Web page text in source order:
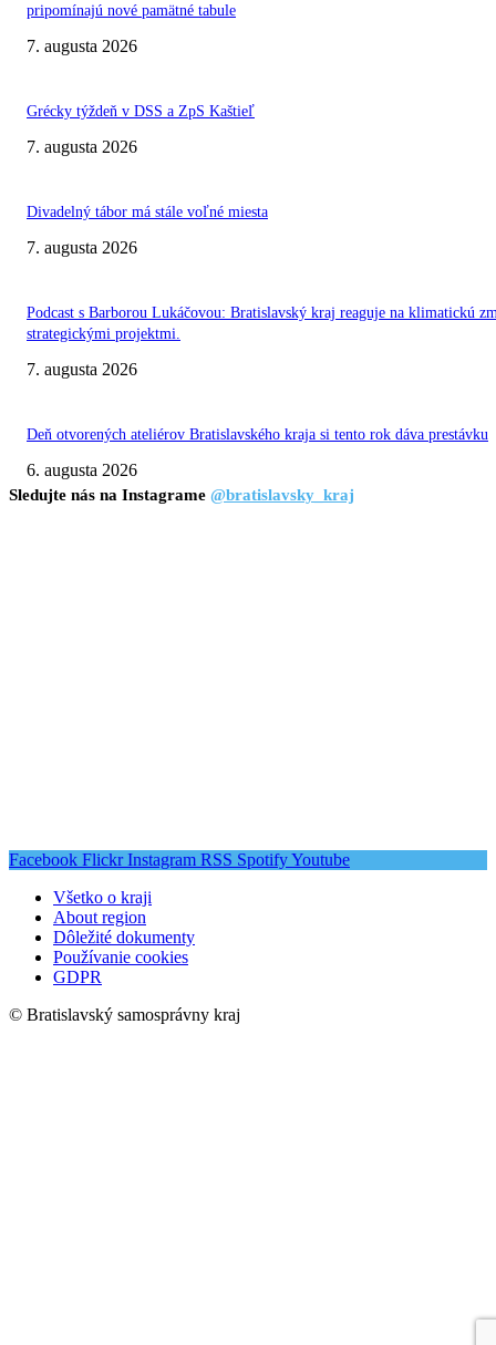
pripomínajú nové pamätné tabule
7. augusta 2026
Grécky týždeň v DSS a ZpS Kaštieľ
7. augusta 2026
Divadelný tábor má stále voľné miesta
7. augusta 2026
Podcast s Barborou Lukáčovou: Bratislavský kraj reaguje na klimatickú
strategickými projektmi.
7. augusta 2026
Deň otvorených ateliérov Bratislavského kraja si tento rok dáva prestávku
6. augusta 2026
Sledujte nás na Instagrame @bratislavsky_kraj
Facebook Flickr Instagram RSS SpotifyYoutube
Všetko o kraji
About region
Dôležité dokumenty
Používanie cookies
GDPR
© Bratislavský samosprávny kraj